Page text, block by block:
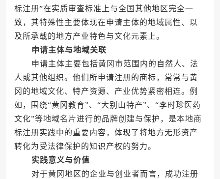
标注册”在实质审查标准上与全国其他地区完全一
致，其特殊性主要体现在申请主体的地域属性、以
及所承载的地方产业特色与文化元素上。
申请主体与地域关联
申请主体主要包括黄冈市范围内的自然人、法
人或其他组织。他们所申请注册的商标，常常与黄
冈的地域文化、特产资源、产业优势紧密相连。例
如，围绕“黄冈教育”、“大别山特产”、“李时珍医药
文化”等地域名片进行的品牌创建与保护，是本地商
标注册实践中的重要内容，体现了将地方无形资产
转化为受法律保护的知识产权的努力。
实践意义与价值
对于黄冈地区的企业与创业者而言，成功注册